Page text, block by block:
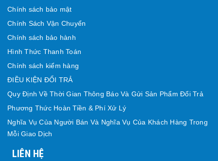
Chính sách bảo mật
Chính Sách Vận Chuyển
Chính sách bảo hành
Hình Thức Thanh Toán
Chính sách kiểm hàng
ĐIỀU KIỆN ĐỔI TRẢ
Quy Định Về Thời Gian Thông Báo Và Gửi Sản Phẩm Đổi Trả
Phương Thức Hoàn Tiền & Phí Xử Lý
Nghĩa Vụ Của Người Bán Và Nghĩa Vụ Của Khách Hàng Trong
Mỗi Giao Dịch
LIÊN HỆ